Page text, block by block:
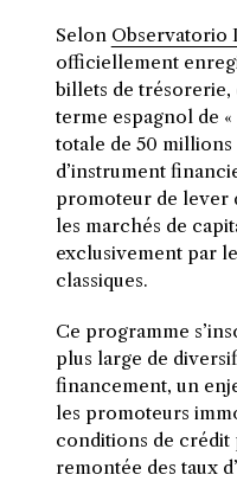
Selon Observatorio
officiellement
billets de trésorerie,
terme espagnol de «
totale de 50 millions
d’instrument
promoteur de lever
les marchés de
exclusivement par
classiques.
Ce programme
plus large de
financement, un
les promoteurs
conditions de crédit
remontée des taux